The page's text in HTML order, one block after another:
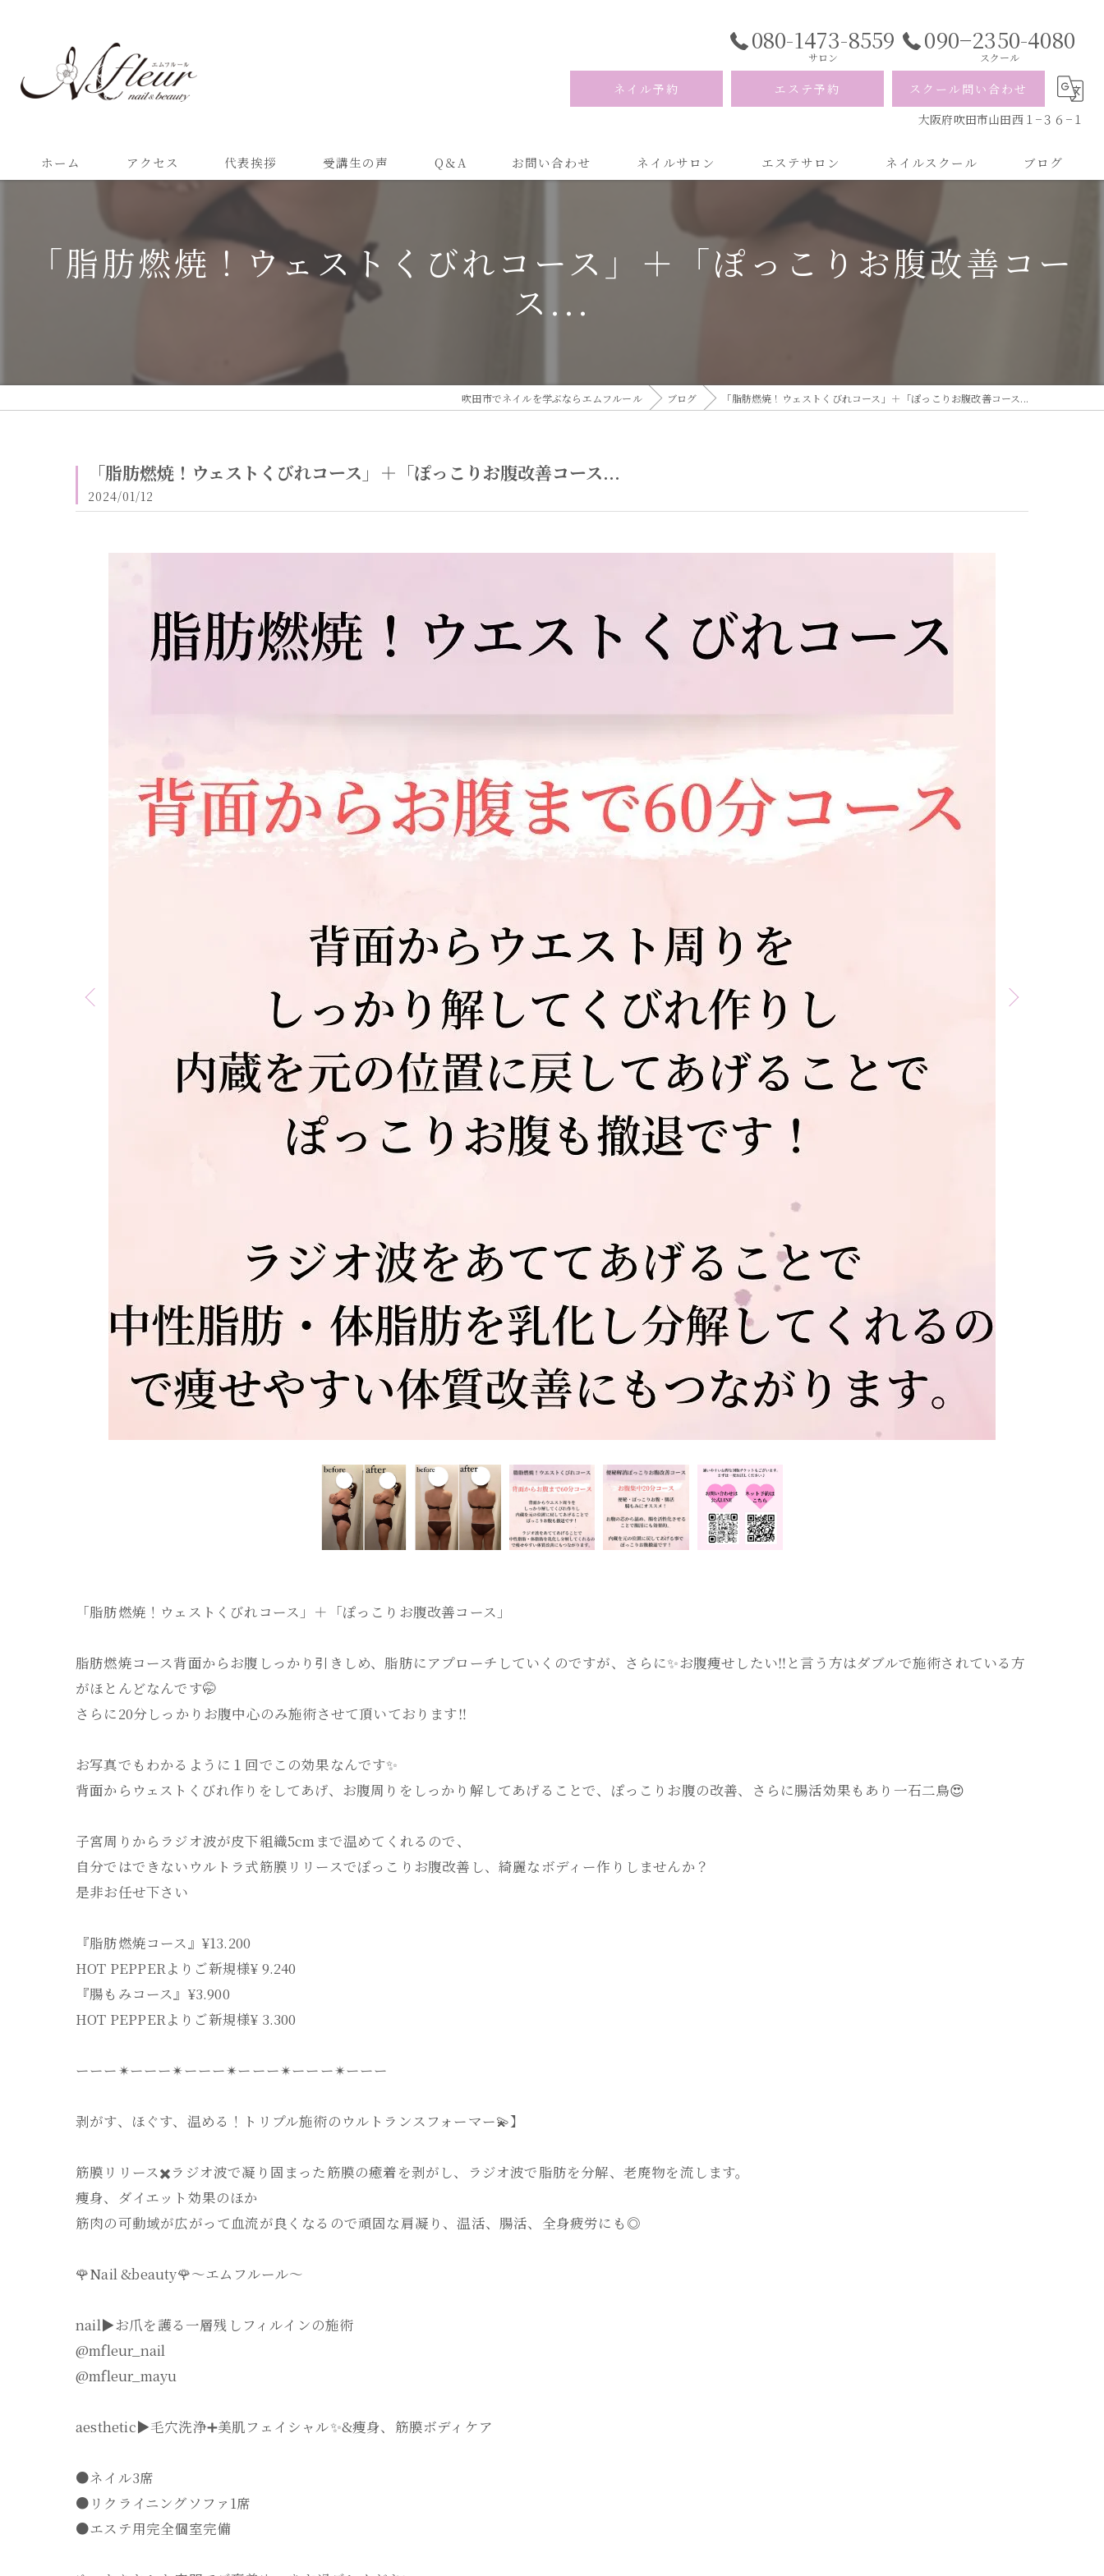
080-1473-8559
サロン
090−2350-4080
スクール
ネイル予約 スクール問い合わせ
エステ予約
大阪府吹田市山田西１−３６−１
ホーム アクセス 代表挨拶 受講生の声 Q＆A お問い合わせ ネイルサロン エステサロン ネイルスクール ブログ
「脂肪燃焼！ウェストくびれコース」＋「ぽっこりお腹改善コー
ス...
吹田市でネイルを学ぶならエムフルール ブログ 「脂肪燃焼！ウェストくびれコース」＋「ぽっこりお腹改善コース...
「脂肪燃焼！ウェストくびれコース」＋「ぽっこりお腹改善コース...
2024/01/12
「脂肪燃焼！ウェストくびれコース」＋「ぽっこりお腹改善コース」
脂肪燃焼コース背面からお腹しっかり引きしめ、脂肪にアプローチしていくのですが、さらに✨お腹痩せしたい‼️と言う方はダブルで施術されている方
がほとんどなんです🤭
さらに20分しっかりお腹中心のみ施術させて頂いております‼️
お写真でもわかるように１回でこの効果なんです✨
背面からウェストくびれ作りをしてあげ、お腹周りをしっかり解してあげることで、ぽっこりお腹の改善、さらに腸活効果もあり一石二鳥😍
子宮周りからラジオ波が皮下組織5cmまで温めてくれるので、
自分ではできないウルトラ式筋膜リリースでぽっこりお腹改善し、綺麗なボディー作りしませんか？
是非お任せ下さい
『脂肪燃焼コース』¥13.200
HOT PEPPERよりご新規様¥ 9.240
『腸もみコース』¥3.900
HOT PEPPERよりご新規様¥ 3.300
ーーー✴︎ーーー✴︎ーーー✴︎ーーー✴︎ーーー✴︎ーーー
剥がす、ほぐす、温める！トリプル施術のウルトランスフォーマー💫】
筋膜リリース✖️ラジオ波で凝り固まった筋膜の癒着を剥がし、ラジオ波で脂肪を分解、老廃物を流します。
痩身、ダイエット効果のほか
筋肉の可動域が広がって血流が良くなるので頑固な肩凝り、温活、腸活、全身疲労にも◎
🌹Nail &beauty🌹〜エムフルール〜
nail▶︎お爪を護る一層残しフィルインの施術
@mfleur_nail
@mfleur_mayu
aesthetic▶︎毛穴洗浄➕美肌フェイシャル✨&痩身、筋膜ボディケア
●ネイル3席
●リクライニングソファ1席
●エステ用完全個室完備